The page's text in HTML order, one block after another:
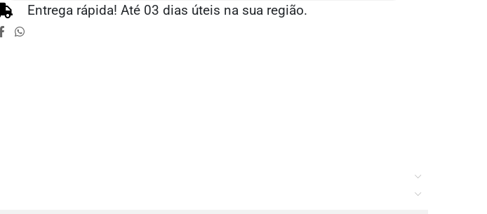
Entrega rápida! Até 03 dias úteis na sua região.